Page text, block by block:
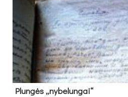
Plun­gės „ny­be­lun­gai“